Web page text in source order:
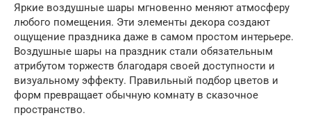
Яркие воздушные шары мгновенно меняют атмосферу
любого помещения. Эти элементы декора создают
ощущение праздника даже в самом простом интерьере.
Воздушные шары на праздник стали обязательным
атрибутом торжеств благодаря своей доступности и
визуальному эффекту. Правильный подбор цветов и
форм превращает обычную комнату в сказочное
пространство.